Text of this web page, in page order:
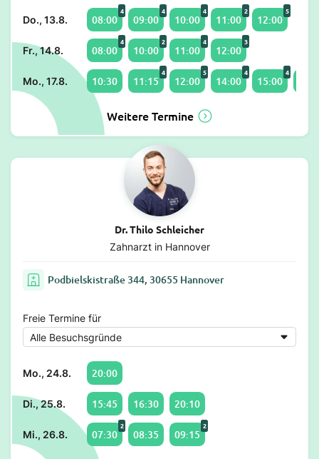
Do., 13.8. 08:00
4
09:00
4
10:00
4
11:00
2
12:00
5
Fr., 14.8. 08:00
4
10:00
2
11:00
4
12:00
3
Mo., 17.8. 10:30 11:15
4
12:00
5
14:00
4
15:00
4
Weitere Termine
Dr. Thilo Schleicher
Zahnarzt in Hannover
Podbielskistraße 344, 30655 Hannover
Freie Termine für
Mo., 24.8. 20:00
Di., 25.8. 15:45 16:30 20:10
Mi., 26.8. 07:30
2
08:35 09:15
2